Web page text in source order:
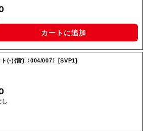
カートに追加
ト(‐){雷}〈004/007〉[SVP1]
し